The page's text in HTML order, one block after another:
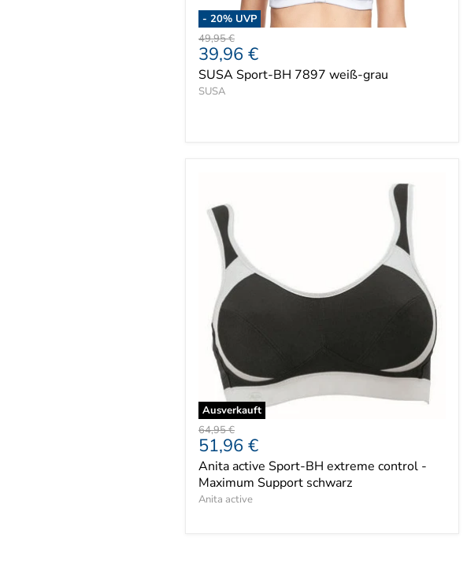
- 20% UVP
Ursprünglicher
Preis
49,95 €
Aktueller
Preis
39,96 €
SUSA Sport-BH 7897 weiß-grau
SUSA
Ausverkauft
Ursprünglicher
Preis
64,95 €
Aktueller
Preis
51,96 €
Anita active Sport-BH extreme control -
Maximum Support schwarz
Anita active